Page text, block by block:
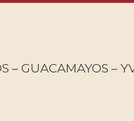
– GUACAMAYOS –